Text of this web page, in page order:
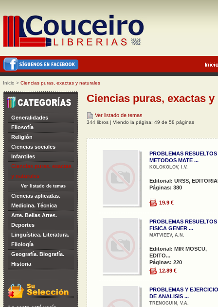
Inicio > Ciencias puras, exactas y naturales
Generalidades
Filosofía
Religión
Ciencias sociales
Infantiles
Ciencias puras, exactas
y naturales
Ver listado de temas
Ciencias aplicadas.
Medicina. Técnica
Arte. Bellas Artes.
Deportes
Linguística. Literatura.
Filología
Geografía. Biografía.
Historia
Ciencias puras, exactas
Ver listado de temas
344 libros | Viendo la página: 49 de 58 páginas
PROBLEMAS RESUELTOS
METODOS MATE ...
KOLOKOLOV, I.V.
Editorial: URSS,
Páginas: 380
19.9 €
PROBLEMAS RESUELTOS
FISICA GENER ...
MATVIEEV, A.N.
Editorial: MIR MOSCU,
EDITO...
Páginas: 220
12.89 €
PROBLEMAS Y
DE ANALISIS ...
TRENOGUIN, V.A.